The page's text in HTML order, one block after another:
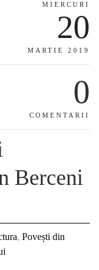
MIERCURI
20
MARTIE 2019
0
COMENTARII
Berceni
, Povești din